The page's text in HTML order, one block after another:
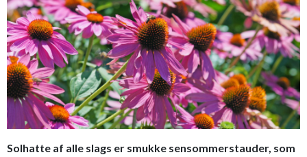
Solhatte af alle slags er smukke sensommerstauder, som